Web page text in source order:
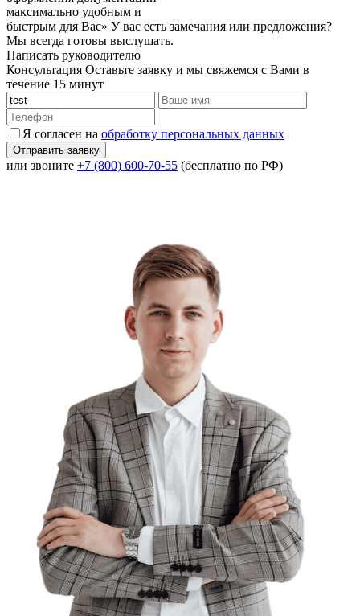
максимально удобным и
быстрым для Вас» У вас есть замечания или предложения?
Мы всегда готовы выслушать.
Написать руководителю
Консультация Оставьте заявку и мы свяжемся с Вами в
течение 15 минут
Я согласен на обработку персональных данных
или звоните +7 (800) 600-70-55 (бесплатно по РФ)